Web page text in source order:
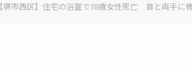
【堺市西区】住宅の浴室で78歳女性死亡 首と両手に